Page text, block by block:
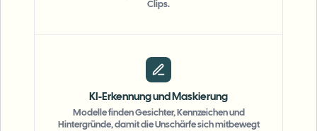
Clips.
KI-Erkennung und Maskierung
Modelle finden Gesichter, Kennzeichen und
Hintergründe, damit die Unschärfe sich mitbewegt